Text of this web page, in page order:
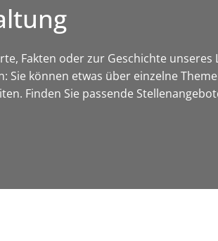
Fakten oder zur Geschichte
Sie können etwas über einzelne
Finden Sie passende